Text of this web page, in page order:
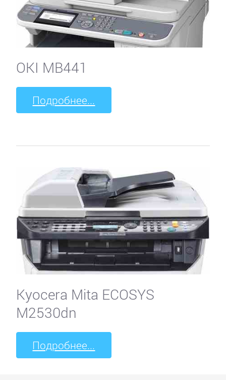
OKI MB441
Подробнее...
Kyocera Mita ECOSYS
M2530dn
Подробнее...